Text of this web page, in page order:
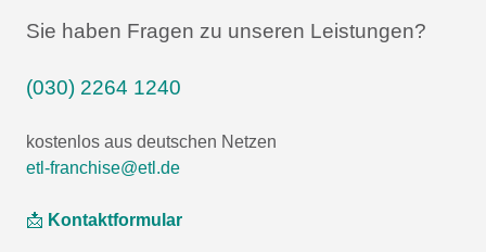
Sie haben Fragen zu unseren Leistungen?
(030) 2264 1240
kostenlos aus deutschen Netzen
etl-franchise@etl.de
📩 Kontaktformular